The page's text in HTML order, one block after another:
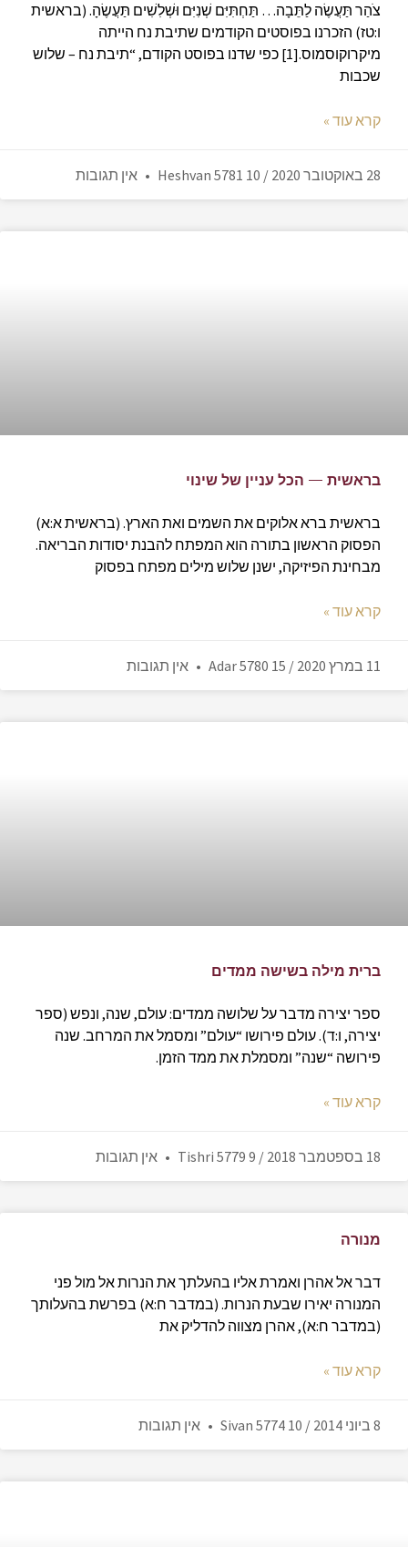
צֹהַר תַּעֲשֶׂה לַתֵּבָה… תַּחְתִּיִּם שְׁנִיִּם וּשְׁלִשִׁים תַּעֲשֶׂהָ. (בראשית
ו:טז) הזכרנו בפוסטים הקודמים שתיבת נח הייתה
מיקרוקוסמוס.[1] כפי שדנו בפוסט הקודם, “תיבת נח – שלוש
שכבות
קרא עוד »
28 באוקטובר 2020 / 10 Heshvan 5781 אין תגובות
בראשית — הכל עניין של שינוי
בראשית ברא אלוקים את השמים ואת הארץ. (בראשית א:א)
הפסוק הראשון בתורה הוא המפתח להבנת יסודות הבריאה.
מבחינת הפיזיקה, ישנן שלוש מילים מפתח בפסוק
קרא עוד »
11 במרץ 2020 / 15 Adar 5780 אין תגובות
ברית מילה בשישה ממדים
ספר יצירה מדבר על שלושה ממדים: עולם, שנה, ונפש (ספר
יצירה, ו:ד). עולם פירושו “עולם” ומסמל את המרחב. שנה
פירושה “שנה” ומסמלת את ממד הזמן.
קרא עוד »
18 בספטמבר 2018 / 9 Tishri 5779 אין תגובות
מנורה
דבר אל אהרן ואמרת אליו בהעלתך את הנרות אל מול פני
המנורה יאירו שבעת הנרות. (במדבר ח:א) בפרשת בהעלותך
(במדבר ח:א), אהרן מצווה להדליק את
קרא עוד »
8 ביוני 2014 / 10 Sivan 5774 אין תגובות